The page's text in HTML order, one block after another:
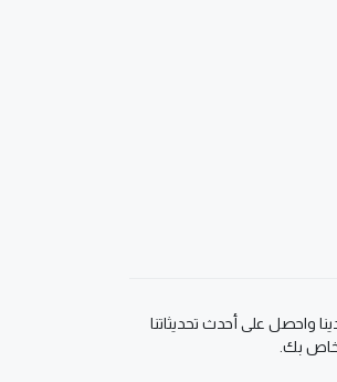
واحصل على أحدث تحديثاتنا
بك.